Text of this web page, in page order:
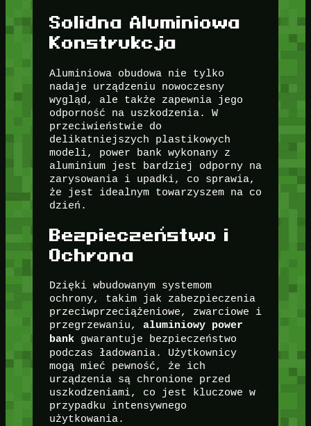
Solidna Aluminiowa
Konstrukcja
Aluminiowa obudowa nie tylko
nadaje urządzeniu nowoczesny
wygląd, ale także zapewnia jego
odporność na uszkodzenia. W
przeciwieństwie do
delikatniejszych plastikowych
modeli, power bank wykonany z
aluminium jest bardziej odporny na
zarysowania i upadki, co sprawia,
że jest idealnym towarzyszem na co
dzień.
Bezpieczeństwo i
Ochrona
Dzięki wbudowanym systemom
ochrony, takim jak zabezpieczenia
przeciwprzeciążeniowe, zwarciowe i
przegrzewaniu, aluminiowy power
bankgwarantuje bezpieczeństwo
podczas ładowania. Użytkownicy
mogą mieć pewność, że ich
urządzenia są chronione przed
uszkodzeniami, co jest kluczowe w
przypadku intensywnego
użytkowania.